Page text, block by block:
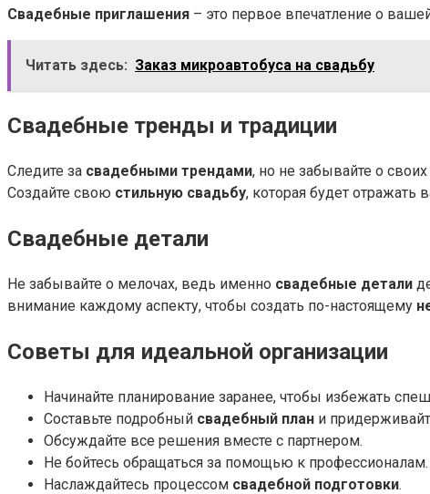
Свадебные приглашения – это первое впечатление о
Читать здесь: Заказ микроавтобуса на свадьбу
Свадебные тренды и традиции
Следите за свадебными трендами, но не забывайте о
Создайте свою стильную свадьбу, которая будет отражать
Свадебные детали
Не забывайте о мелочах, ведь именно свадебные детали
внимание каждому аспекту, чтобы создать по-настоящему
Советы для идеальной организации
Начинайте планирование заранее, чтобы избежать
Составьте подробный свадебный план и
Обсуждайте все решения вместе с партнером.
Не бойтесь обращаться за помощью к профессионалам.
Наслаждайтесь процессом свадебной подготовки.